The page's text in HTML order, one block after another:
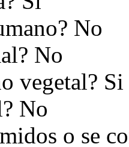
No
No
vegetal? Si
No
o se